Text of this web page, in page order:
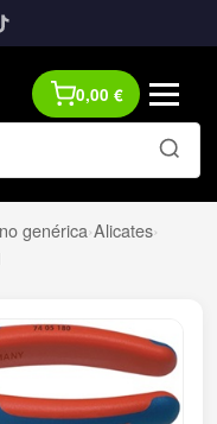
0,00 €
genérica›Alicates›